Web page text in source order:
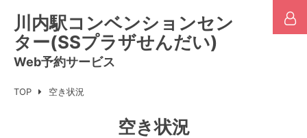
川内駅コンベンションセン
ター(SSプラザせんだい)
Web予約サービス
TOP 空き状況
空き状況